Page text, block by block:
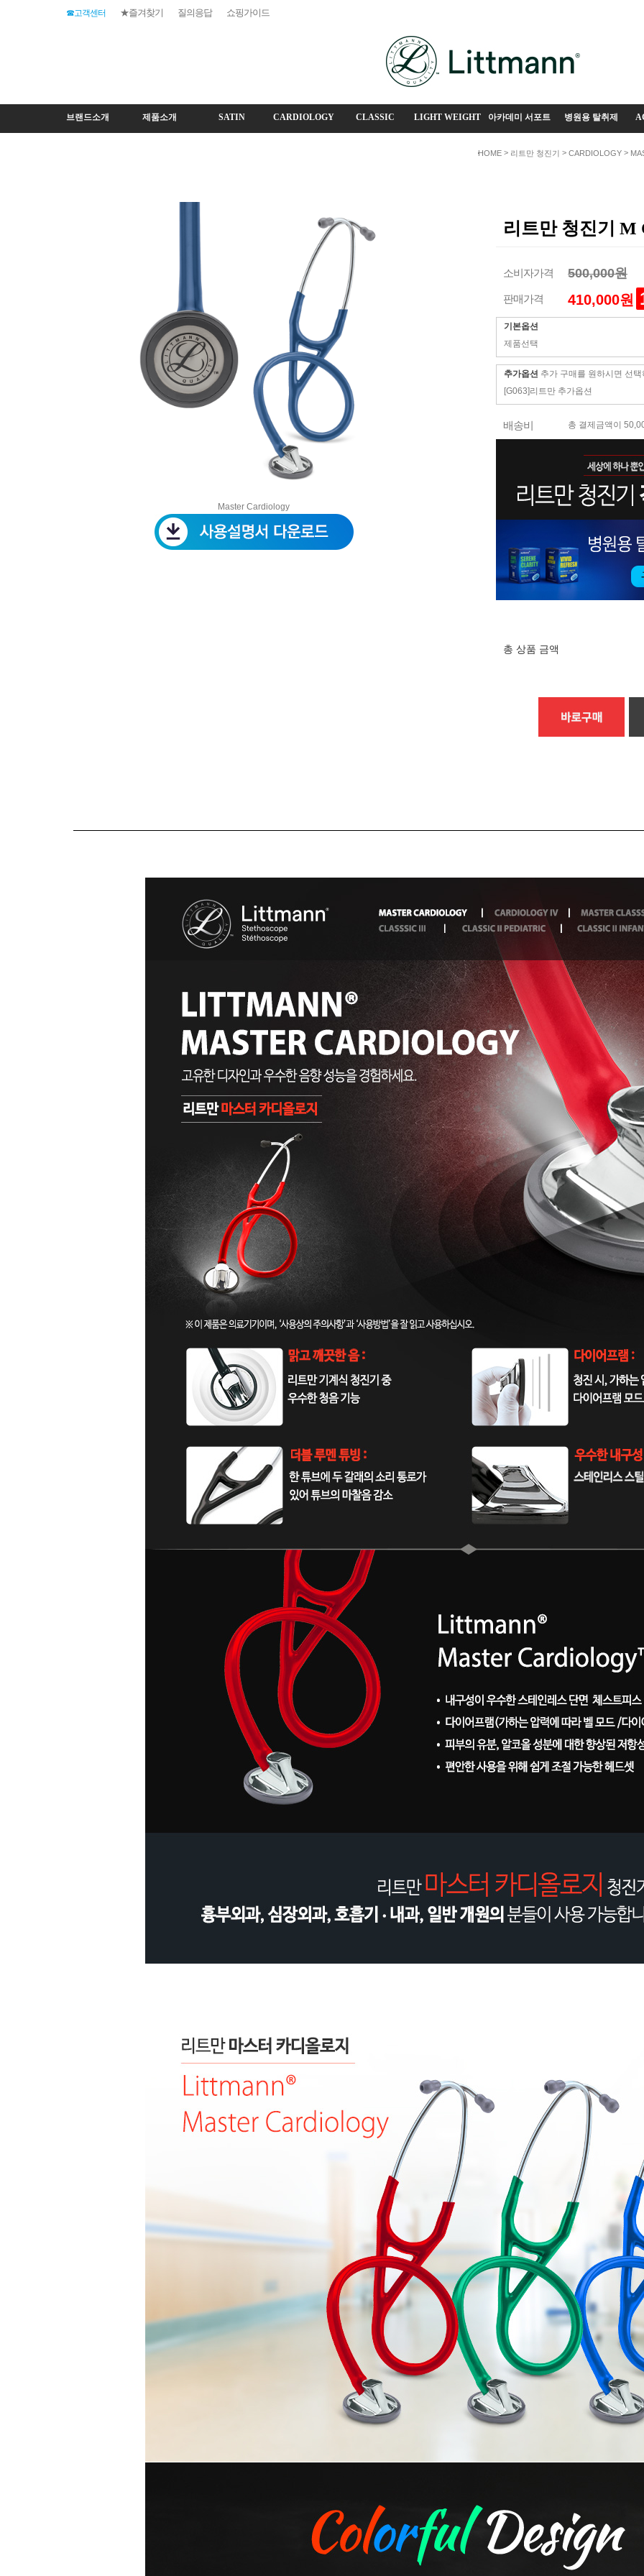
☎고객센터 ★즐겨찾기 질의응답 쇼핑가이드
브랜드소개 제품소개 SATIN CARDIOLOGY CLASSIC LIGHT WEIGHT 아카데미 서포트 병원용 탈취제
HOME > 리트만 청진기 > CARDIOLOGY >
Master Cardiology
리트만 청진기 M
소비자가격 500,000원
판매가격 410,000원
기본옵션
제품선택
추가옵션 추가 구매를 원하시면 선택
[G063]리트만 추가옵션
배송비 총 결제금액이
총 상품 금액